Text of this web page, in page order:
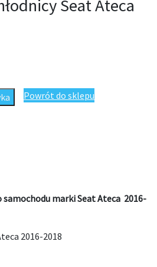
Seat Ateca
Seat Ateca 2016-2018
Powrót do sklepu
samochodu marki Seat Ateca 2016-
2016-2018